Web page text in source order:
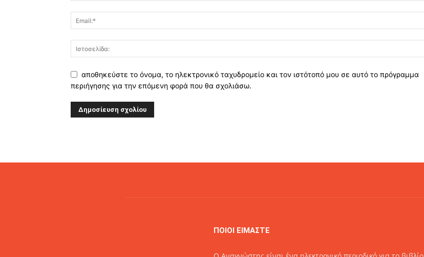
αποθηκεύστε το όνομα, το ηλεκτρονικό ταχυδρομείο και τον ιστότοπό μου σε αυτό το πρόγραμμα
περιήγησης για την επόμενη φορά που θα σχολιάσω.
ΠΟΙΟΙ ΕΙΜΑΣΤΕ